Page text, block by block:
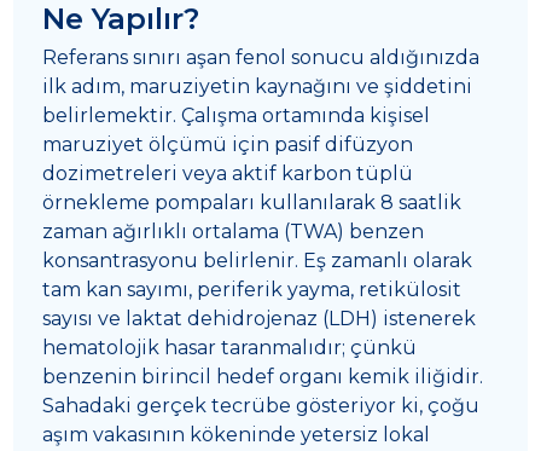
Ne Yapılır?
Referans sınırı aşan fenol sonucu aldığınızda
ilk adım, maruziyetin kaynağını ve şiddetini
belirlemektir. Çalışma ortamında kişisel
maruziyet ölçümü için pasif difüzyon
dozimetreleri veya aktif karbon tüplü
örnekleme pompaları kullanılarak 8 saatlik
zaman ağırlıklı ortalama (TWA) benzen
konsantrasyonu belirlenir. Eş zamanlı olarak
tam kan sayımı, periferik yayma, retikülosit
sayısı ve laktat dehidrojenaz (LDH) istenerek
hematolojik hasar taranmalıdır; çünkü
benzenin birincil hedef organı kemik iliğidir.
Sahadaki gerçek tecrübe gösteriyor ki, çoğu
aşım vakasının kökeninde yetersiz lokal